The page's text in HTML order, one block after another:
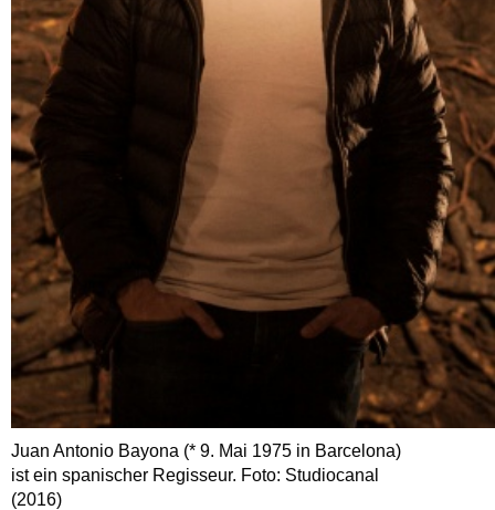
Juan Antonio Bayona (* 9. Mai 1975 in Barcelona)
ist ein spanischer Regisseur. Foto: Studiocanal
(2016)